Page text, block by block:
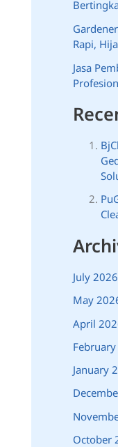
Rapi,
Jasa
July 2026
May
April
January
October